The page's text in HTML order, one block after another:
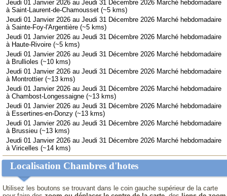
Jeudi 01 Janvier 2026 au Jeudi 31 Décembre 2026 Marché hebdomadaire
à Saint-Laurent-de-Chamousset (~5 kms)
Jeudi 01 Janvier 2026 au Jeudi 31 Décembre 2026 Marché hebdomadaire
à Sainte-Foy-l'Argentière (~5 kms)
Jeudi 01 Janvier 2026 au Jeudi 31 Décembre 2026 Marché hebdomadaire
à Haute-Rivoire (~5 kms)
Jeudi 01 Janvier 2026 au Jeudi 31 Décembre 2026 Marché hebdomadaire
à Brullioles (~10 kms)
Jeudi 01 Janvier 2026 au Jeudi 31 Décembre 2026 Marché hebdomadaire
à Montrottier (~13 kms)
Jeudi 01 Janvier 2026 au Jeudi 31 Décembre 2026 Marché hebdomadaire
à Chambost-Longessaigne (~13 kms)
Jeudi 01 Janvier 2026 au Jeudi 31 Décembre 2026 Marché hebdomadaire
à Essertines-en-Donzy (~13 kms)
Jeudi 01 Janvier 2026 au Jeudi 31 Décembre 2026 Marché hebdomadaire
à Brussieu (~13 kms)
Jeudi 01 Janvier 2026 au Jeudi 31 Décembre 2026 Marché hebdomadaire
à Viricelles (~14 kms)
Localisation Chambres d'hotes
Utilisez les boutons se trouvant dans le coin gauche supérieur de la carte